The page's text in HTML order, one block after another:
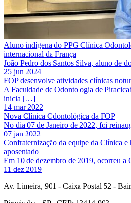
Aluno indígena do PPG Clínica
internacional da França
João Pedro dos Santos Silva, aluno de
25 jun 2024
FOP desenvolve atividades clínicas
A Faculdade de Odontologia de
inicia […]
14 mar 2022
Nova Clínica Odontológica da FOP
No dia 07 de Janeiro de 2022, foi
07 jan 2022
Confraternização da equipe da Clínica e
aposentado
Em 10 de dezembro de 2019, ocorreu
11 dez 2019
Av. Limeira, 901 - Caixa Postal 52 -